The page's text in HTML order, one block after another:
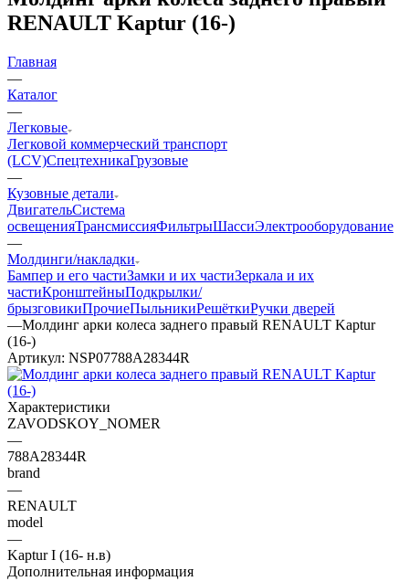
RENAULT Kaptur (16-)
Главная
—
Каталог
—
Легковые
Легковой коммерческий транспорт
(LCV)СпецтехникаГрузовые
—
Кузовные детали
ДвигательСистема
освещенияТрансмиссияФильтрыШассиЭлектрооборудование
—
Молдинги/накладки
Бампер и его частиЗамки и их частиЗеркала и их
частиКронштейныПодкрылки/
брызговикиПрочиеПыльникиРешёткиРучки дверей
—Молдинг арки колеса заднего правый RENAULT Kaptur
(16-)
Артикул: NSP07788A28344R
Характеристики
ZAVODSKOY_NOMER
—
788A28344R
brand
—
RENAULT
model
—
Kaptur I (16- н.в)
Дополнительная информация